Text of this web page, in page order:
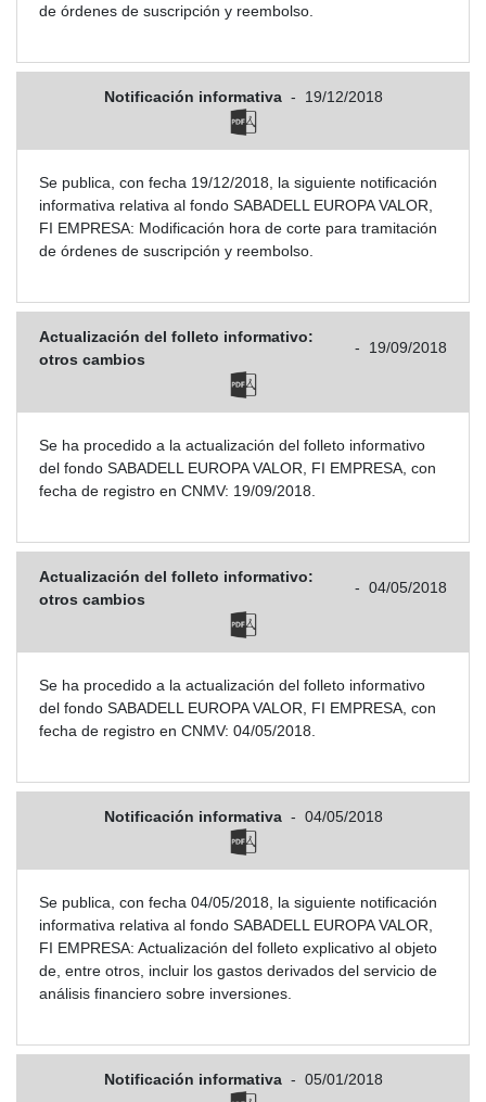
de órdenes de suscripción y reembolso.
Notificación informativa - 19/12/2018
Se publica, con fecha 19/12/2018, la siguiente notificación
informativa relativa al fondo SABADELL EUROPA VALOR,
FI EMPRESA: Modificación hora de corte para tramitación
de órdenes de suscripción y reembolso.
Actualización del folleto informativo:
otros cambios
- 19/09/2018
Se ha procedido a la actualización del folleto informativo
del fondo SABADELL EUROPA VALOR, FI EMPRESA, con
fecha de registro en CNMV: 19/09/2018.
Actualización del folleto informativo:
otros cambios
- 04/05/2018
Se ha procedido a la actualización del folleto informativo
del fondo SABADELL EUROPA VALOR, FI EMPRESA, con
fecha de registro en CNMV: 04/05/2018.
Notificación informativa - 04/05/2018
Se publica, con fecha 04/05/2018, la siguiente notificación
informativa relativa al fondo SABADELL EUROPA VALOR,
FI EMPRESA: Actualización del folleto explicativo al objeto
de, entre otros, incluir los gastos derivados del servicio de
análisis financiero sobre inversiones.
Notificación informativa - 05/01/2018